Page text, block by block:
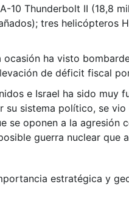
10 Thunderbolt II (18,8
tres helicópteros
ha visto
de déficit fiscal
e Israel ha sido
su sistema político, se
se oponen a la
guerra nuclear que
estratégica y